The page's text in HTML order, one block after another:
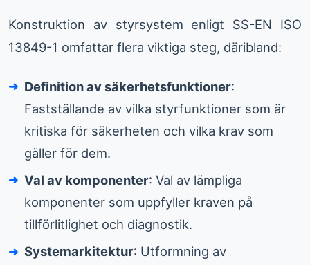
Konstruktion av styrsystem enligt SS-EN ISO
13849-1 omfattar flera viktiga steg, däribland:
Definition av säkerhetsfunktioner:
Fastställande av vilka styrfunktioner som är
kritiska för säkerheten och vilka krav som
gäller för dem.
Val av komponenter: Val av lämpliga
komponenter som uppfyller kraven på
tillförlitlighet och diagnostik.
Systemarkitektur: Utformning av